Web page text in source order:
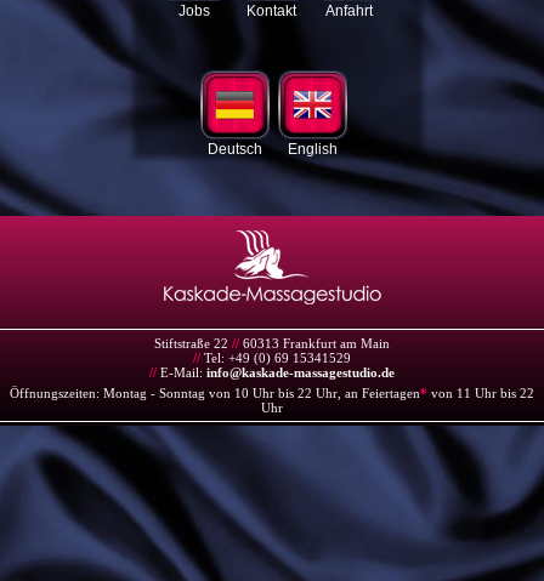
Jobs Kontakt Anfahrt
Deutsch English
Stiftstraße 22 // 60313 Frankfurt am Main
// Tel: +49 (0) 69 15341529
// E-Mail: info@kaskade-massagestudio.de
Öffnungszeiten: Montag - Sonntag von 10 Uhr bis 22 Uhr, an Feiertagen* von 11 Uhr bis 22
Uhr